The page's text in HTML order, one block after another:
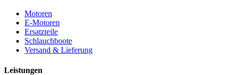
Motoren
E-Motoren
Ersatzteile
Schlauchboote
Versand & Lieferung
Leistungen